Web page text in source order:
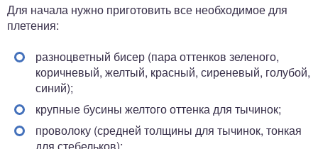
Для начала нужно приготовить все необходимое для
плетения:
разноцветный бисер (пара оттенков зеленого,
коричневый, желтый, красный, сиреневый, голубой,
синий);
крупные бусины желтого оттенка для тычинок;
проволоку (средней толщины для тычинок, тонкая
для стебельков);